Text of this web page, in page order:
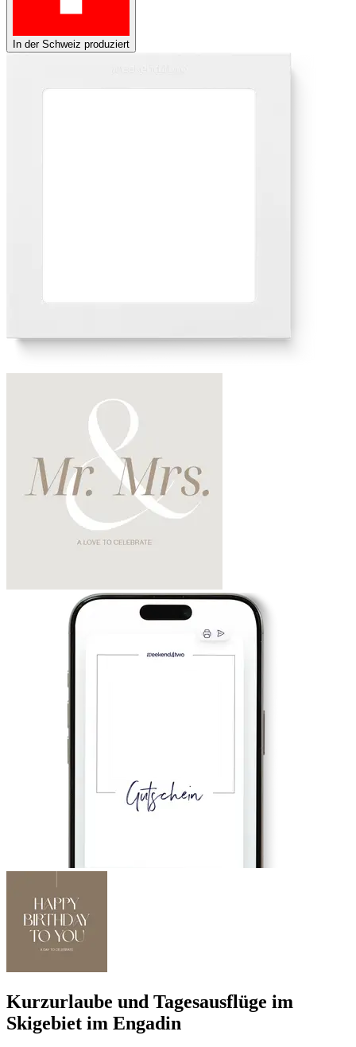
In der Schweiz produziert
Kurzurlaube und Tagesausflüge im
Skigebiet im Engadin